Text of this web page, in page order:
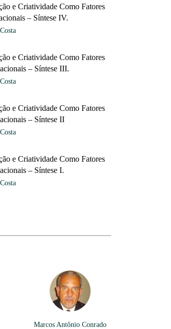
e Criatividade Como Fatores
– Síntese IV.
e Criatividade Como Fatores
– Síntese III.
e Criatividade Como Fatores
– Síntese II
e Criatividade Como Fatores
– Síntese I.
Marcos Antônio Conrado